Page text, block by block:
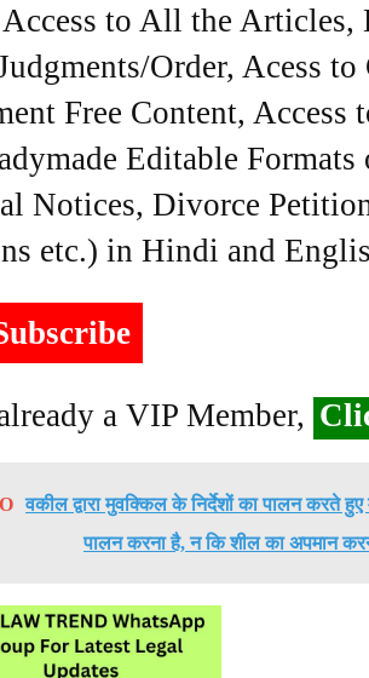
to All the Articles,
Order, Acess
Free Content, Access
Editable
Notices, Divorce
etc.) in Hindi and
a VIP Member,
वकील द्वारा मुवक्किल के निर्देशों का पालन करते
पालन करना है, न कि शील का अपमान